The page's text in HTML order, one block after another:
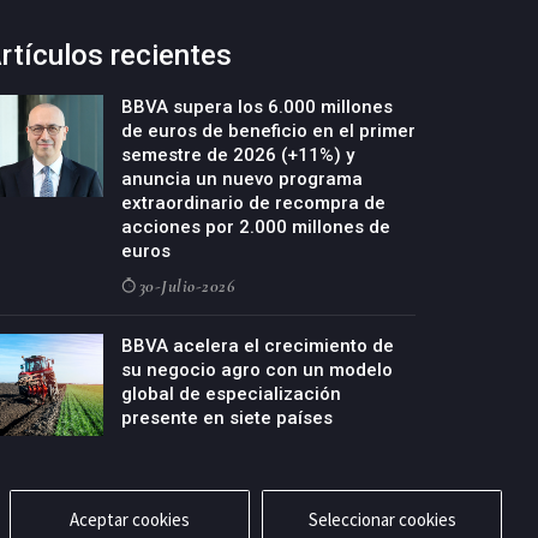
recientes
BBVA supera los 6.000 millones
de euros de beneficio en el primer
semestre de 2026 (+11%) y
anuncia un nuevo programa
extraordinario de recompra de
acciones por 2.000 millones de
euros
30-Julio-2026
BBVA acelera el crecimiento de
su negocio agro con un modelo
global de especialización
presente en siete países
Aceptar cookies Seleccionar cookies